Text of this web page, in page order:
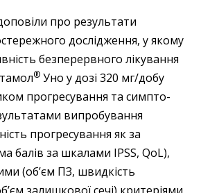
про результати
дослідження, у якому
безперервного лікування
® Уно у дозі 320 мг/добу
прогресування та симпто­
випробування
прогресування як за
балів за шкалами IPSS, QoL),
(об’єм ПЗ, швидкість